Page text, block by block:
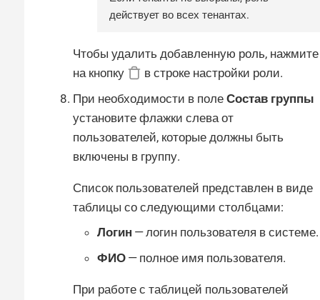
действует во всех тенантах.
Чтобы удалить добавленную роль, нажмите
на кнопку
в строке настройки роли.
При необходимости в поле Состав группы
установите флажки слева от
пользователей, которые должны быть
включены в группу.
Список пользователей представлен в виде
таблицы со следующими столбцами:
Логин — логин пользователя в системе.
ФИО — полное имя пользователя.
При работе с таблицей пользователей